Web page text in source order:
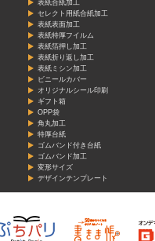
表紙合紙加工
セレクト用紙合紙加工
表紙表面加工
表紙特厚フイルム
表紙箔押し加工
表紙折り返し加工
表紙ミシン加工
ビニールカバー
オリジナルシール印刷
ギフト箱
OPP袋
角丸加工
特厚台紙
ゴムバンド付き台紙
ゴムバンド加工
変形サイズ
デザインテンプレート